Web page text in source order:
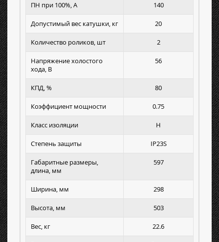
ПН при 100%, А 140
Допустимый вес катушки, кг 20
Количество роликов, шт 2
Напряжение холостого
хода, В
56
КПД, % 80
Коэффициент мощности 0.75
Класс изоляции H
Степень защиты IP23S
Габаритные размеры,
длина, мм
597
Ширина, мм 298
Высота, мм 503
Вес, кг 22.6